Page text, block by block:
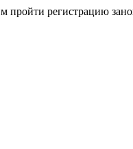
пройти регистрацию